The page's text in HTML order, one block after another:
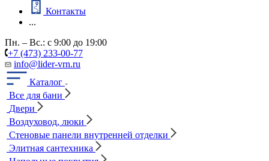
Контакты
...
Пн. – Вс.: с 9:00 до 19:00
+7 (473) 233-00-77
info@lider-vrn.ru
Каталог
Все для бани
Двери
Воздуховод, люки
Стеновые панели внутренней отделки
Элитная сантехника